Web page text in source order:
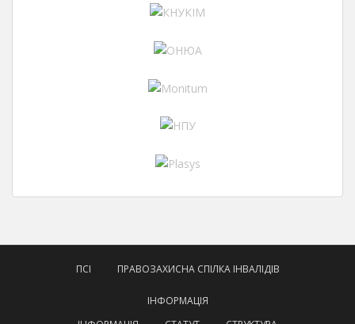
ПСІ ПРАВОЗАХИСНА СПІЛКА ІНВАЛІДІВ
ІНФОРМАЦІЯ